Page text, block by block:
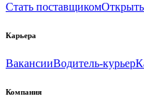
Стать поставщиком
Карьера
ВакансииВодитель-курьер
Компания